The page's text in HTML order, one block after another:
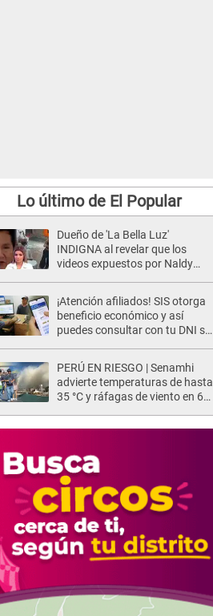
Lo último de El Popular
Dueño de 'La Bella Luz'
INDIGNA al revelar que los
videos expuestos por Naldy
¡Atención afiliados! SIS otorga
beneficio económico y así
puedes consultar con tu DNI si
PERÚ EN RIESGO | Senamhi
advierte temperaturas de hasta
35 °C y ráfagas de viento en 6